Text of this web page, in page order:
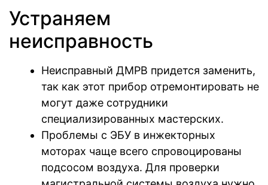
Устраняем
неисправность
Неисправный ДМРВ придется заменить,
так как этот прибор отремонтировать не
могут даже сотрудники
специализированных мастерских.
Проблемы с ЭБУ в инжекторных
моторах чаще всего спровоцированы
подсосом воздуха. Для проверки